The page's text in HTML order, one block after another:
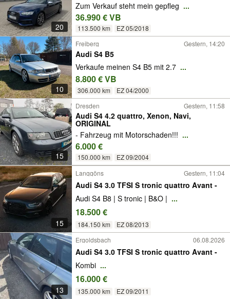
20
Zum Verkauf steht mein gepfleg ...
36.990 € VB
113.500 km EZ 05/2018
10
Freiberg Gestern, 14:20
Audi S4 B5
Verkaufe meinen S4 B5 mit 2.7 ...
8.800 € VB
306.000 km EZ 04/2000
15
Dresden Gestern, 11:58
Audi S4 4.2 quattro, Xenon, Navi,
ORIGINAL
- Fahrzeug mit Motorschaden!!! ...
6.000 €
150.000 km EZ 09/2004
15
Langgöns Gestern, 11:04
Audi S4 3.0 TFSI S tronic quattro Avant -
Audi S4 B8 | S tronic | B&O | ...
18.500 €
184.150 km EZ 08/2013
13
Ergoldsbach 06.08.2026
Audi S4 3.0 TFSI S tronic quattro Avant -
Kombi ...
16.000 €
135.000 km EZ 09/2011